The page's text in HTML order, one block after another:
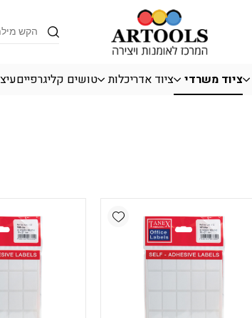
Products
search
ציוד משרדי ציוד אדריכלות טושים קליגרפיים
Add wishlist